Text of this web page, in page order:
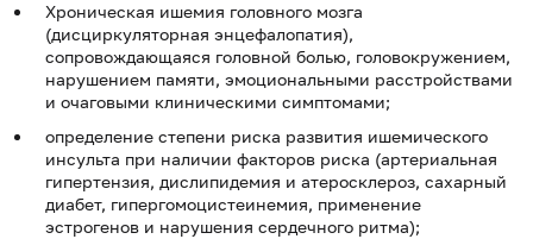
Хроническая ишемия головного мозга
(дисциркуляторная энцефалопатия),
сопровождающаяся головной болью, головокружением,
нарушением памяти, эмоциональными расстройствами
и очаговыми клиническими симптомами;
определение степени риска развития ишемического
инсульта при наличии факторов риска (артериальная
гипертензия, дислипидемия и атеросклероз, сахарный
диабет, гипергомоцистеинемия, применение
эстрогенов и нарушения сердечного ритма);